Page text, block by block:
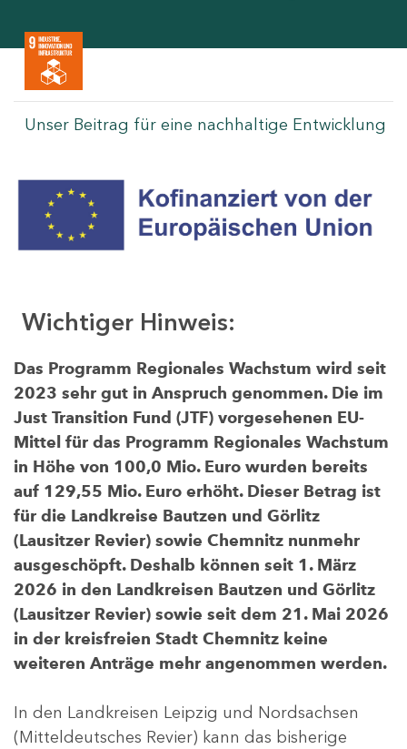
Unser Beitrag für eine nachhaltige Entwicklung
Wichtiger Hinweis:
Das Programm Regionales Wachstum wird seit
2023 sehr gut in Anspruch genommen. Die im
Just Transition Fund (JTF) vorgesehenen EU-
Mittel für das Programm Regionales Wachstum
in Höhe von 100,0 Mio. Euro wurden bereits
auf 129,55 Mio. Euro erhöht. Dieser Betrag ist
für die Landkreise Bautzen und Görlitz
(Lausitzer Revier) sowie Chemnitz nunmehr
ausgeschöpft. Deshalb können seit 1. März
2026 in den Landkreisen Bautzen und Görlitz
(Lausitzer Revier) sowie seit dem 21. Mai 2026
in der kreisfreien Stadt Chemnitz keine
weiteren Anträge mehr angenommen werden.
In den Landkreisen Leipzig und Nordsachsen
(Mitteldeutsches Revier) kann das bisherige